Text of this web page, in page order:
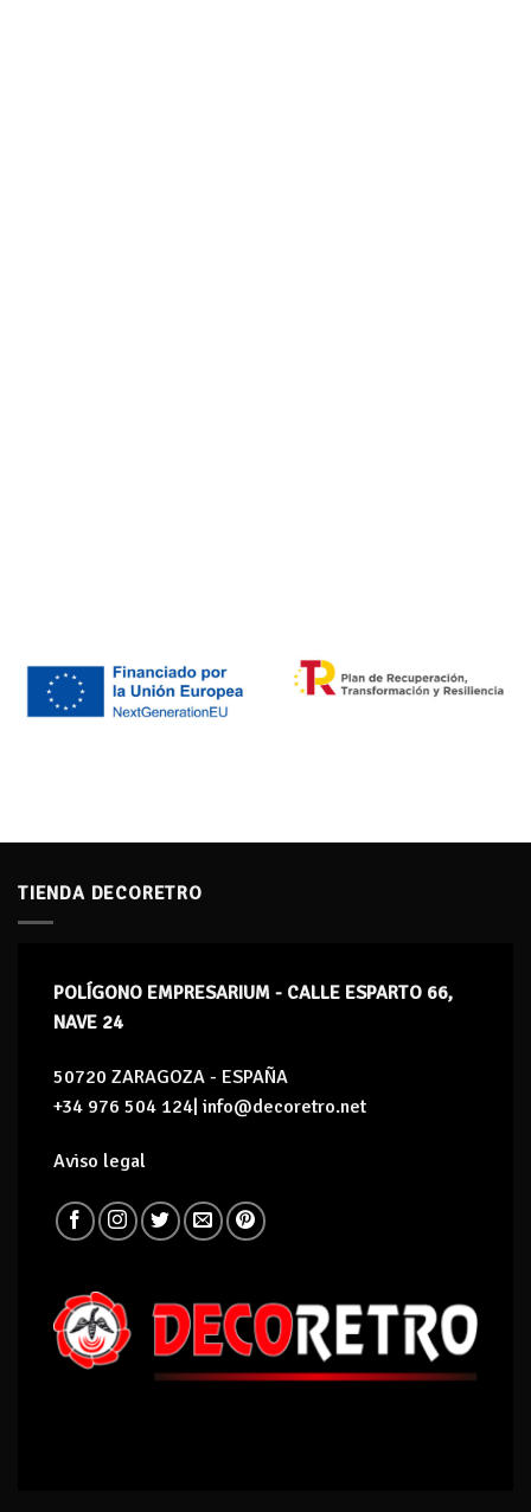
TIENDA DECORETRO
POLÍGONO EMPRESARIUM - CALLE ESPARTO 66,
NAVE 24
50720 ZARAGOZA - ESPAÑA
+34 976 504 124| info@decoretro.net
Aviso legal